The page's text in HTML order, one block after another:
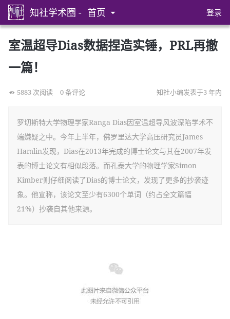
知社学术圈 - 首页 登录
室温超导Dias数据捏造实锤，PRL再撤
一篇！
5883 次阅读 0 条评论 知社小编发表于3 年内
罗切斯特大学物理学家Ranga Dias因室温超导风波深陷学术不
端嫌疑之中。今年上半年，佛罗里达大学高压研究员James
Hamlin发现，Dias在2013年完成的博士论文与其在2007年发
表的博士论文有相似段落。而孔泰大学的物理学家Simon
Kimber则仔细阅读了Dias的博士论文，发现了更多的抄袭迹
象。他宣称，该论文至少有6300个单词（约占全文篇幅
21%）抄袭自其他来源。